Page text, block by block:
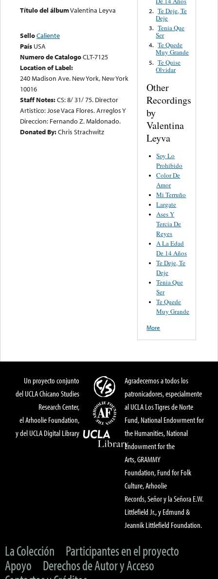
Título del álbumValentina Leyva
SelloCaliente
País USA
Numero de CatalogoCLT-7125
Location of Label:
240 Madison Ave. New York, New York
10016
Staff Notes:CS: 8/ 31/ 75. Director
Artistico: Jose Vaca Flores. Arreglos Y
Direccion: Fernando Z. Maldonado.
Donated By:Chris Strachwitz
2. Te Deje, Te
Deje
3. Tenia Que
Ser
4. Te Quede
Muy Grande
5. Te Quise
Olvidar
Other
Recordings
by
Valentina
Leyva
Soy Lo
Prohibido
Color De
Amor
Mi Terruño
Largate
Ases Y
Tercia De
Reyes
A La Edad
De 14 Años
Te Deje, Te
Deje
Tenia Que
Ser
Te Quede
Muy Grande
More
Un proyecto conjunto
del UCLA Chicano Studies
Research Center,
el Arhoolie Foundation,
y del UCLA Digital Library
Agradecemos a todos los
patronicadores, especialmente
al UCLA Los Tigres de Norte
Fund, National Endowment for
the Humanities, National
Endowment for the
Arts, GRAMMY
Foundation, Fund for Folk
Culture, Arhoolie
Records, Señor y la Señora E.W.
Littlefield Jr., y Edmund &
Jeannik Littlefield Foundation.
La Colección
Participantes en el proyecto
Apoyo
Derechos de Autor y Acceso